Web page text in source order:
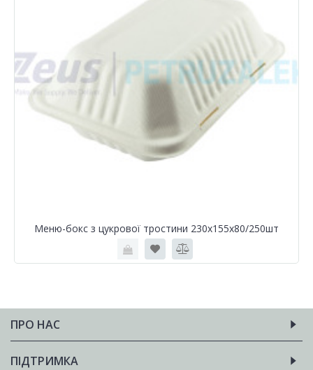
Меню-бокс з цукрової тростини 230х155х80/250шт
ПРО НАС
ПІДТРИМКА